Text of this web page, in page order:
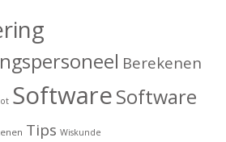
Berekenen
SoftwareSoftware
Tips Wiskunde